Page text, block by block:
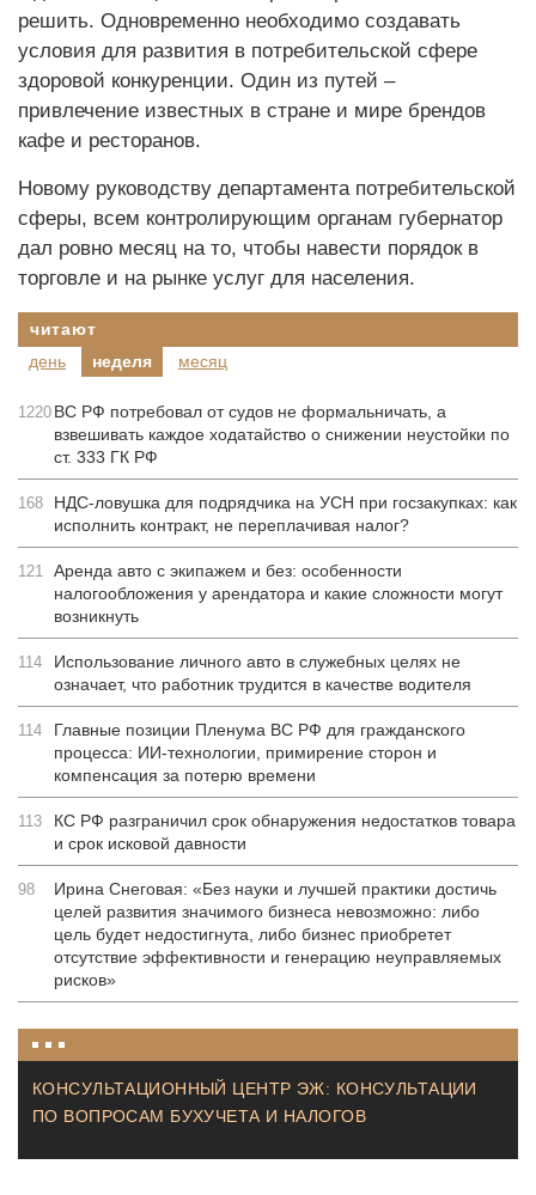
решить. Одновременно необходимо создавать
условия для развития в потребительской сфере
здоровой конкуренции. Один из путей –
привлечение известных в стране и мире брендов
кафе и ресторанов.
Новому руководству департамента потребительской
сферы, всем контролирующим органам губернатор
дал ровно месяц на то, чтобы навести порядок в
торговле и на рынке услуг для населения.
читают
день
неделя месяц
1220 ВС РФ потребовал от судов не формальничать, а
взвешивать каждое ходатайство о снижении неустойки по
ст. 333 ГК РФ
168
НДС-ловушка для подрядчика на УСН при госзакупках: как
исполнить контракт, не переплачивая налог?
121 Аренда авто с экипажем и без: особенности
налогообложения у арендатора и какие сложности могут
возникнуть
114
Использование личного авто в служебных целях не
означает, что работник трудится в качестве водителя
114
Главные позиции Пленума ВС РФ для гражданского
процесса: ИИ-технологии, примирение сторон и
компенсация за потерю времени
113
КС РФ разграничил срок обнаружения недостатков товара
и срок исковой давности
98
Ирина Снеговая: «Без науки и лучшей практики достичь
целей развития значимого бизнеса невозможно: либо
цель будет недостигнута, либо бизнес приобретет
отсутствие эффективности и генерацию неуправляемых
рисков»
КОНСУЛЬТАЦИОННЫЙ ЦЕНТР ЭЖ: КОНСУЛЬТАЦИИ
ПО ВОПРОСАМ БУХУЧЕТА И НАЛОГОВ